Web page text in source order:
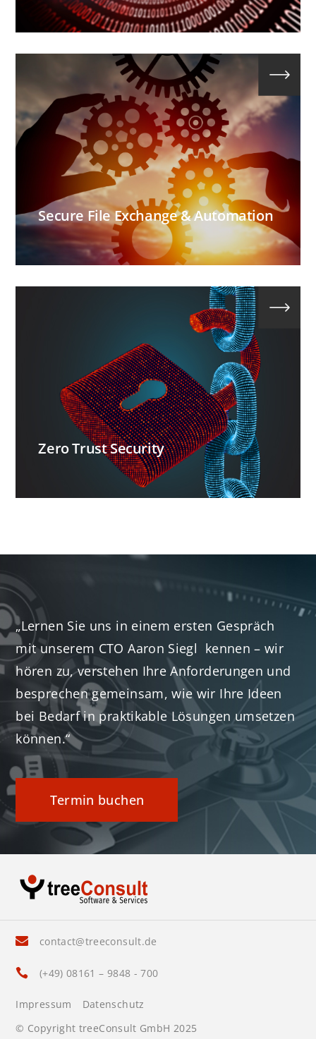
Secure File Exchange & Automation
Zero Trust Security
„Lernen Sie uns in einem ersten Gespräch
mit unserem CTO Aaron Siegl kennen – wir
hören zu, verstehen Ihre Anforderungen und
besprechen gemeinsam, wie wir Ihre Ideen
bei Bedarf in praktikable Lösungen umsetzen
können.“
Termin buchen
 contact@treeconsult.de
 (+49) 08161 – 9848 - 700
Impressum
Datenschutz
© Copyright treeConsult GmbH 2025